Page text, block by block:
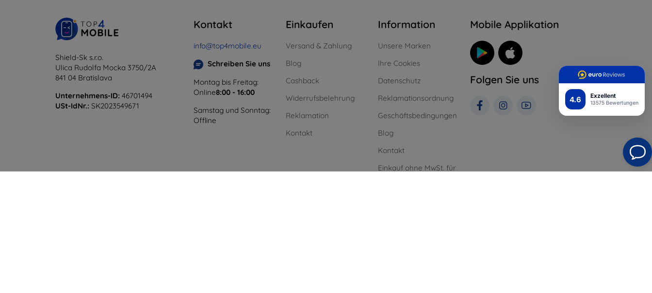
4.6 Exzellent
13575 Bewertungen
Shield-Sk s.r.o.
Ulica Rudolfa Mocka 3750/2A
841 04 Bratislava
Unternehmens-ID: 46701494
USt-IdNr.: SK2023549671
Kontakt
info@top4mobile.eu
Schreiben Sie uns
Montag bis Freitag:
Online8:00 - 16:00
Samstag und Sonntag:
Offline
Einkaufen
Versand & Zahlung
Blog
Cashback
Widerrufsbelehrung
Reklamation
Kontakt
Information
Unsere Marken
Ihre Cookies
Datenschutz
Reklamationsordnung
Geschäftsbedingungen
Blog
Kontakt
Einkauf ohne MwSt. für
Mobile Applikation
Folgen Sie uns